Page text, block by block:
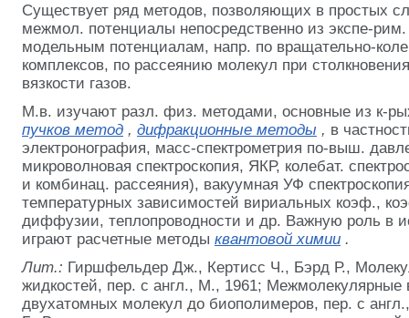
Существует ряд методов, позволяющих в простых
межмол. потенциалы непосредственно из экспе-
модельным потенциалам, напр. по вращательно-
комплексов, по рассеянию молекул при
вязкости газов.
М.в. изучают разл. физ. методами, основные из к-
пучков метод , дифракционные методы , в
электронография, масс-спектрометрия по-выш.
микроволновая спектроскопия, ЯКР, колебат.
и комбинац. рассеяния), вакуумная УФ
температурных зависимостей вириальных коэф.,
диффузии, теплопроводности и др. Важную роль в
играют расчетные методы квантовой химии .
Лит.: Гиршфельдер Дж., Кертисс Ч., Бэрд Р.,
жидкостей, пер. с англ., М., 1961; Межмолекулярные
двухатомных молекул до биополимеров, пер. с